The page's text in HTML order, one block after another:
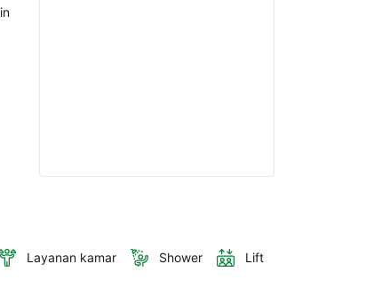
Layanan kamar Shower Lift